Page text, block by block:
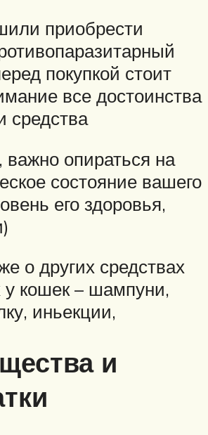
приобрести
покупкой стоит
все достоинства
средства
важно опираться на
состояние вашего
его здоровья,
о других средствах
у кошек – шампуни,
иньекции,
и